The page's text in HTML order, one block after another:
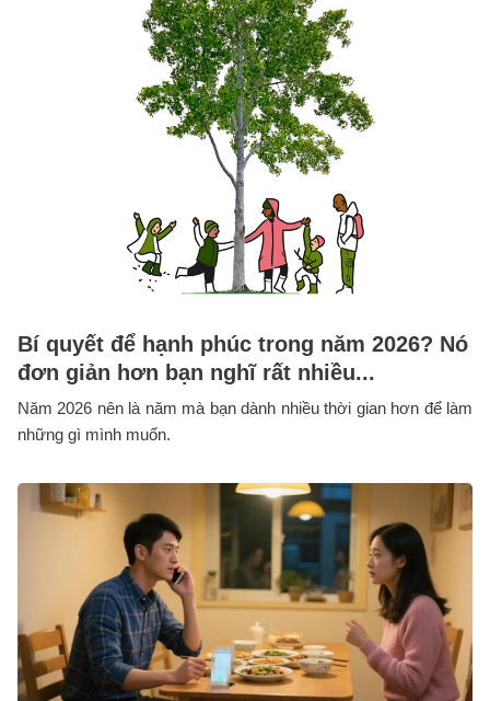
Bí quyết để hạnh phúc trong năm 2026? Nó
đơn giản hơn bạn nghĩ rất nhiều...
Năm 2026 nên là năm mà bạn dành nhiều thời gian hơn để làm
những gì mình muốn.